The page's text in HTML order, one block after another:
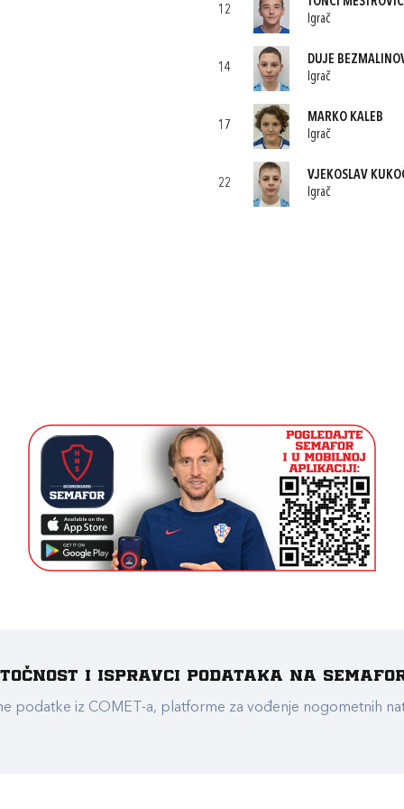
12
Igrač
14
DUJE
Igrač
17
MARKO KALEB
Igrač
22
VJEKOSLAV
Igrač
i ispravci podataka na
podatke iz COMET-a, platforme za vođenje nogometnih